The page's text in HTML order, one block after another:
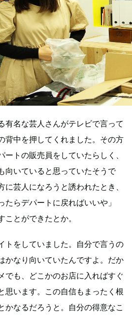
有名な芸人さんがテレビで言って
背中を押してくれました。その方
ートの販売員をしていたらしく、
向いていると思っていたそうで
芸人になろうと誘われたとき、
たらデパートに戻ればいいや」
とができたとか。
トをしていました。自分で言うの
かなり向いていたんですよ。だか
でも、どこかのお店に入ればすぐ
思います。この自信もまったく根
かなるだろうと。自分の得意なこ